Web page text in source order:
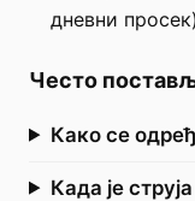
дневни
Често
Како се
Када је